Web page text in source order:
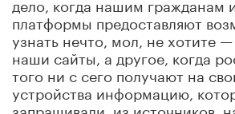
платформы предоставляют
узнать нечто, мол, не хотите
наши сайты, а другое, когда
того ни с сего получают на
устройства информацию,
запрашивали, из источников,